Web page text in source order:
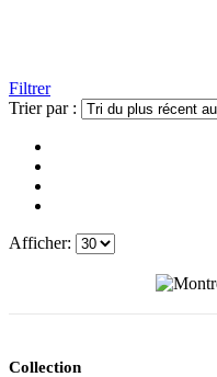
Filtrer
Trier par :
Afficher:
Collection